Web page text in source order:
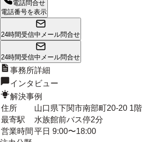
電話問合せ
電話番号を表示
24時間受信中 メール問合せ
24時間受信中 メール問合せ
事務所詳細
インタビュー
解決事例
住所
山口県下関市南部町20-20 1階
最寄駅
水族館前バス停2分
営業時間 平日 9:00〜18:00